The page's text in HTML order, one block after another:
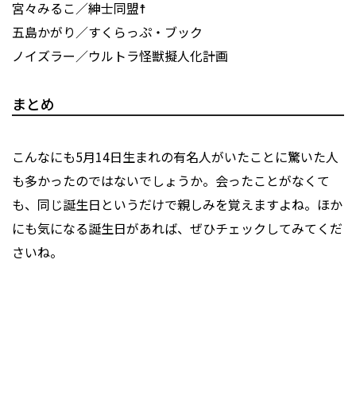
宮々みるこ／紳士同盟☨
五島かがり／すくらっぷ・ブック
ノイズラー／ウルトラ怪獣擬人化計画
まとめ
こんなにも5月14日生まれの有名人がいたことに驚いた人
も多かったのではないでしょうか。会ったことがなくて
も、同じ誕生日というだけで親しみを覚えますよね。ほか
にも気になる誕生日があれば、ぜひチェックしてみてくだ
さいね。